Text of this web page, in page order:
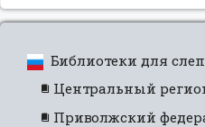
Библиотеки для
Центральный
Приволжский